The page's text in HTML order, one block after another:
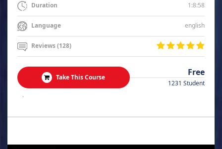
Duration 1:8:58
Language english
Reviews (128)
Take This Course Free
1231 Student
.